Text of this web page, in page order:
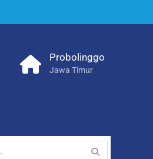
Probolinggo
Jawa Timur